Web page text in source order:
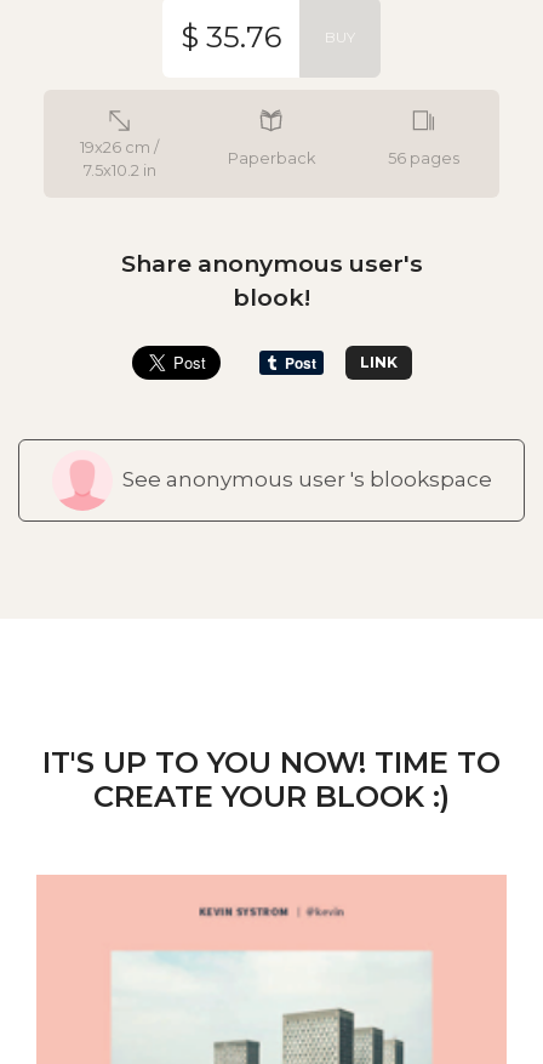
19x26 cm /
7.5x10.2 in
Paperback 56 pages
$ 35.76 BUY
Share anonymous user's
blook!
LINK
See anonymous user 's blookspace
IT'S UP TO YOU NOW! TIME TO
CREATE YOUR BLOOK :)